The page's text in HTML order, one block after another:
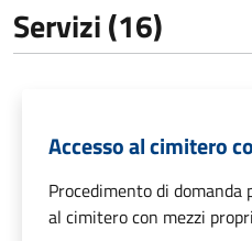
Servizi (16)
Accesso al cimitero
Procedimento di
al cimitero con mezzi